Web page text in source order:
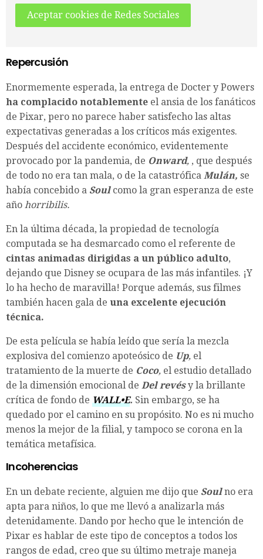
Aceptar cookies de Redes Sociales
Repercusión
Enormemente esperada, la entrega de Docter y Powers
ha complacido notablemente el ansia de los fanáticos
de Pixar, pero no parece haber satisfecho las altas
expectativas generadas a los críticos más exigentes.
Después del accidente económico, evidentemente
provocado por la pandemia, de Onward, , que después
de todo no era tan mala, o de la catastrófica Mulán, se
había concebido a Soul como la gran esperanza de este
año horribilis.
En la última década, la propiedad de tecnología
computada se ha desmarcado como el referente de
cintas animadas dirigidas a un público adulto,
dejando que Disney se ocupara de las más infantiles. ¡Y
lo ha hecho de maravilla! Porque además, sus filmes
también hacen gala de una excelente ejecución
técnica.
De esta película se había leído que sería la mezcla
explosiva del comienzo apoteósico de Up, el
tratamiento de la muerte de Coco, el estudio detallado
de la dimensión emocional de Del revésy la brillante
crítica de fondo de WALL•E. Sin embargo, se ha
quedado por el camino en su propósito. No es ni mucho
menos la mejor de la filial, y tampoco se corona en la
temática metafísica.
Incoherencias
En un debate reciente, alguien me dijo que Soulno era
apta para niños, lo que me llevó a analizarla más
detenidamente. Dando por hecho que le intención de
Pixar es hablar de este tipo de conceptos a todos los
rangos de edad, creo que su último metraje maneja